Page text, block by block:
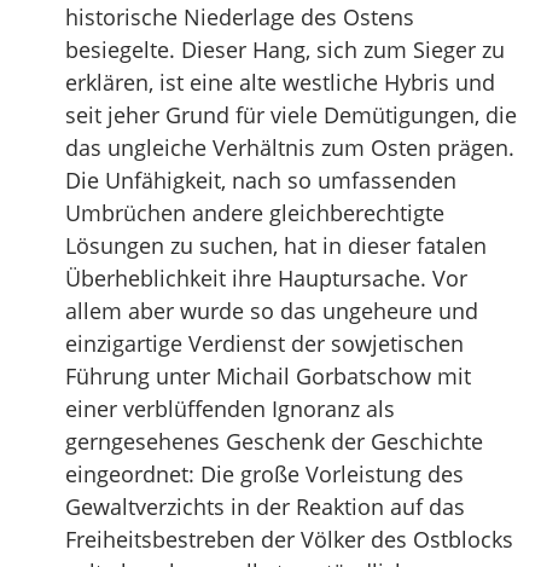
historische Niederlage des Ostens
besiegelte. Dieser Hang, sich zum Sieger zu
erklären, ist eine alte westliche Hybris und
seit jeher Grund für viele Demütigungen, die
das ungleiche Verhältnis zum Osten prägen.
Die Unfähigkeit, nach so umfassenden
Umbrüchen andere gleichberechtigte
Lösungen zu suchen, hat in dieser fatalen
Überheblichkeit ihre Hauptursache. Vor
allem aber wurde so das ungeheure und
einzigartige Verdienst der sowjetischen
Führung unter Michail Gorbatschow mit
einer verblüffenden Ignoranz als
gerngesehenes Geschenk der Geschichte
eingeordnet: Die große Vorleistung des
Gewaltverzichts in der Reaktion auf das
Freiheitsbestreben der Völker des Ostblocks